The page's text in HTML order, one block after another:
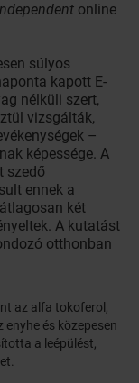
online
súlyos
kapott E-
nélküli szert,
vizsgálták,
–
képessége. A
szedő
ennek a
két
A kutatást
otthonban
az alfa tokoferol,
és közepesen
a leépülést,